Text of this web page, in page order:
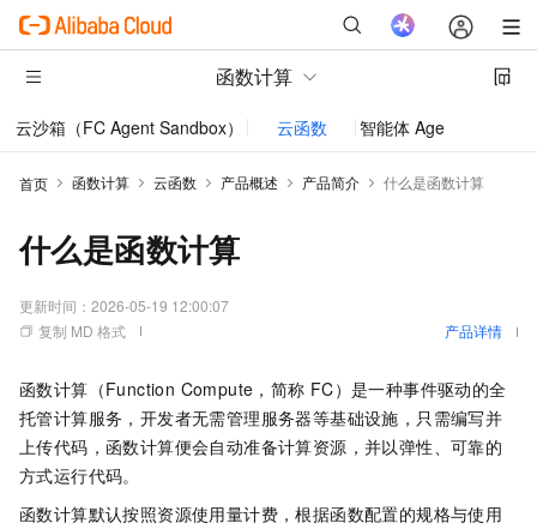
函数计算
云沙箱（FC Agent Sandbox） 云函数 智能体 AgentRun
首页 函数计算 云函数 产品概述 产品简介 什么是函数计算
什么是函数计算
更新时间： 2026-05-19 12:00:07
复制 MD 格式
产品详情
函数计算 （Function Compute，简称 FC）是一种事件驱动的全
托管计算服务，开发者无需管理服务器等基础设施，只需编写并
上传代码， 函数计算便会自动准备计算资源，并以弹性、可靠的
方式运行代码。
函数计算默认按照资源使用量计费，根据函数配置的规格与使用